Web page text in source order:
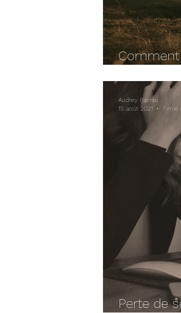
Perte de
Audrey Payrau
15 août 2021
7 min